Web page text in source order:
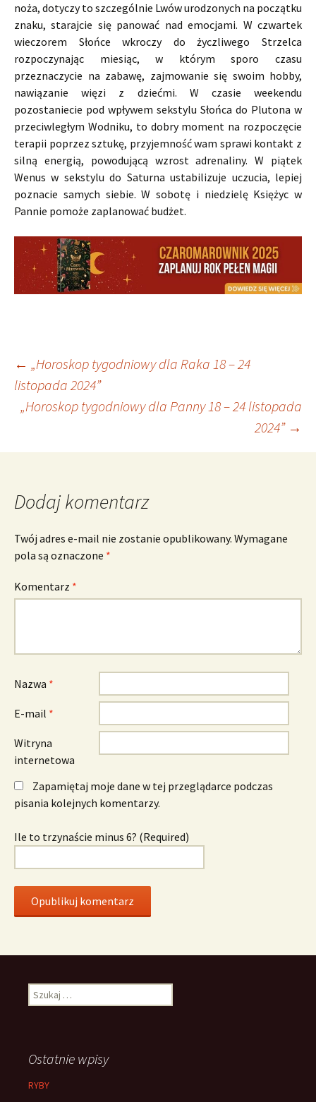
noża, dotyczy to szczególnie Lwów urodzonych na początku
znaku, starajcie się panować nad emocjami. W czwartek
wieczorem Słońce wkroczy do życzliwego Strzelca
rozpoczynając miesiąc, w którym sporo czasu
przeznaczycie na zabawę, zajmowanie się swoim hobby,
nawiązanie więzi z dziećmi. W czasie weekendu
pozostaniecie pod wpływem sekstylu Słońca do Plutona w
przeciwległym Wodniku, to dobry moment na rozpoczęcie
terapii poprzez sztukę, przyjemność wam sprawi kontakt z
silną energią, powodującą wzrost adrenaliny. W piątek
Wenus w sekstylu do Saturna ustabilizuje uczucia, lepiej
poznacie samych siebie. W sobotę i niedzielę Księżyc w
Pannie pomoże zaplanować budżet.
Nawigacja
wpisu
← „Horoskop tygodniowy dla Raka 18 – 24
listopada 2024”
„Horoskop tygodniowy dla Panny 18 – 24 listopada
2024” →
Dodaj komentarz
Twój adres e-mail nie zostanie opublikowany. Wymagane
pola są oznaczone *
Komentarz *
Nazwa *
E-mail *
Witryna
internetowa
Zapamiętaj moje dane w tej przeglądarce podczas
pisania kolejnych komentarzy.
Ile to trzynaście minus 6? (Required)
Szukaj:
Ostatnie wpisy
RYBY